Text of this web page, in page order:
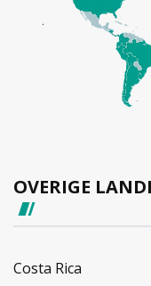
OVERIGE
Costa Rica